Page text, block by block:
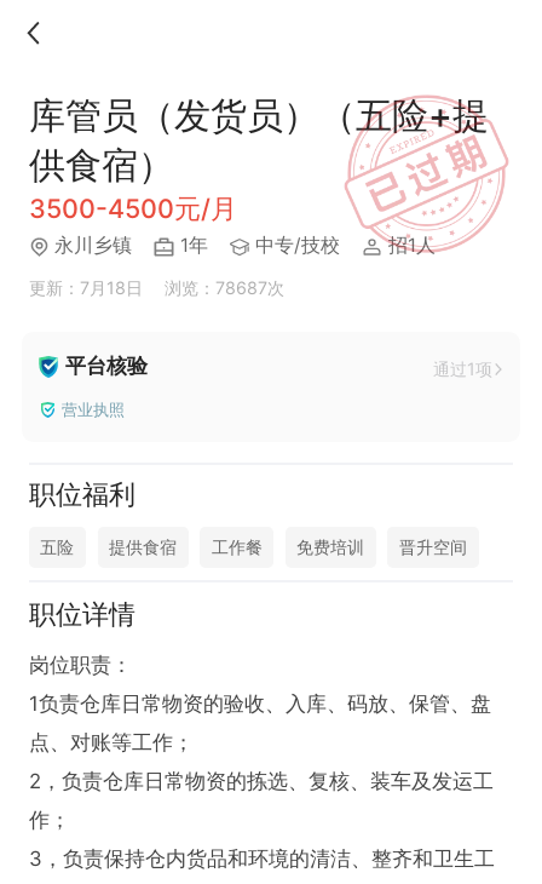
库管员（发货员）（五险+提
供食宿）
3500-4500元/月
永川乡镇 1年 中专/技校 招1人
更新：7月18日 浏览：78687次
平台核验 通过1项
营业执照
职位福利
五险 提供食宿 工作餐 免费培训 晋升空间
职位详情
岗位职责：
1负责仓库日常物资的验收、入库、码放、保管、盘
点、对账等工作；
2，负责仓库日常物资的拣选、复核、装车及发运工
作；
3，负责保持仓内货品和环境的清洁、整齐和卫生工